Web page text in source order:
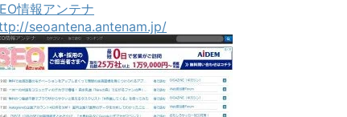
情報アンテナ
seoantena.antenam.jp/